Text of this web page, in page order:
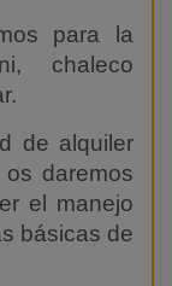
para la
chaleco
de alquiler
daremos
el manejo
básicas de